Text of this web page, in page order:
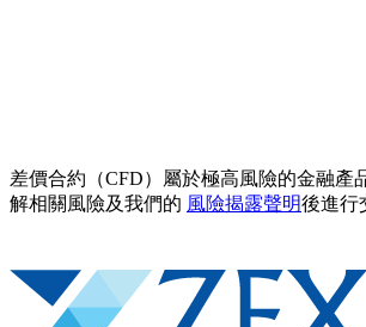
差價合約（CFD）屬於極高風險的金融產
解相關風險及我們的 風險揭露聲明後進行